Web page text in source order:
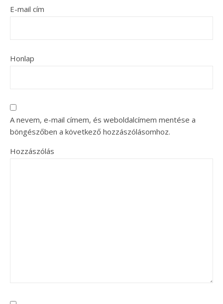
E-mail cím
Honlap
A nevem, e-mail címem, és weboldalcímem mentése a
böngészőben a következő hozzászólásomhoz.
Hozzászólás